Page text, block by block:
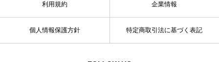
利用規約 企業情報
個人情報保護方針 特定商取引法に基づく表記